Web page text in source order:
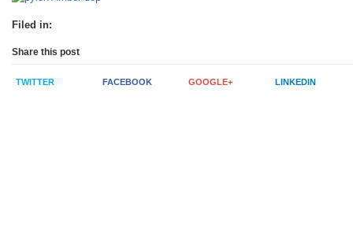
Filed in:
Share this post
TWITTER FACEBOOK GOOGLE+ LINKEDIN